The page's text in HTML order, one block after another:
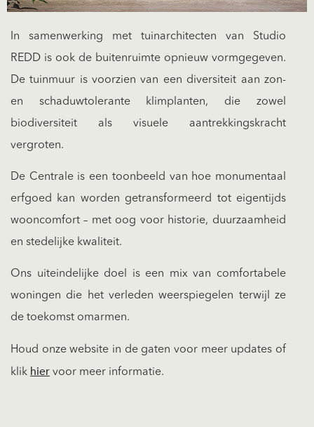
In samenwerking met tuinarchitecten van Studio
REDD is ook de buitenruimte opnieuw vormgegeven.
De tuinmuur is voorzien van een diversiteit aan zon-
en schaduwtolerante klimplanten, die zowel
biodiversiteit als visuele aantrekkingskracht
vergroten.
De Centrale is een toonbeeld van hoe monumentaal
erfgoed kan worden getransformeerd tot eigentijds
wooncomfort – met oog voor historie, duurzaamheid
en stedelijke kwaliteit.
Ons uiteindelijke doel is een mix van comfortabele
woningen die het verleden weerspiegelen terwijl ze
de toekomst omarmen.
Houd onze website in de gaten voor meer updates of
klik hier voor meer informatie.